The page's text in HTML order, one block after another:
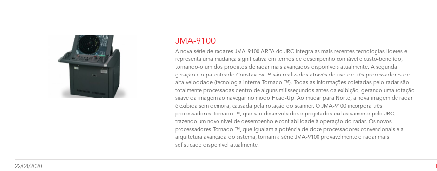
JMA-9100
A nova série de radares JMA-9100 ARPA do JRC integra as mais recentes tecnologias líderes e
representa uma mudança significativa em termos de desempenho confiável e custo-benefício,
tornando-o um dos produtos de radar mais avançados disponíveis atualmente. A segunda
geração e o patenteado Constaview ™ são realizados através do uso de três processadores de
alta velocidade (tecnologia interna Tornado ™). Todas as informações coletadas pelo radar são
totalmente processadas dentro de alguns milissegundos antes da exibição, gerando uma rotação
suave da imagem ao navegar no modo Head-Up. Ao mudar para Norte, a nova imagem de radar
é exibida sem demora, causada pela rotação do scanner. O JMA-9100 incorpora três
processadores Tornado ™, que são desenvolvidos e projetados exclusivamente pelo JRC,
trazendo um novo nível de desempenho e confiabilidade à operação do radar. Os novos
processadores Tornado ™, que igualam a potência de doze processadores convencionais e a
arquitetura avançada do sistema, tornam a série JMA-9100 provavelmente o radar mais
sofisticado disponível atualmente.
22/04/2020